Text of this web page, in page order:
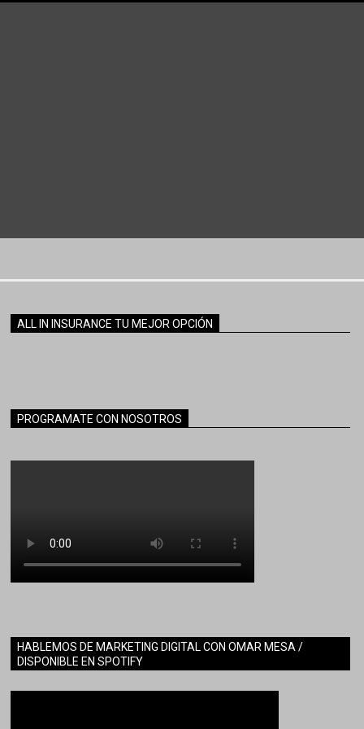
ALL IN INSURANCE TU MEJOR OPCIÓN
PROGRAMATE CON NOSOTROS
HABLEMOS DE MARKETING DIGITAL CON OMAR MESA /
DISPONIBLE EN SPOTIFY